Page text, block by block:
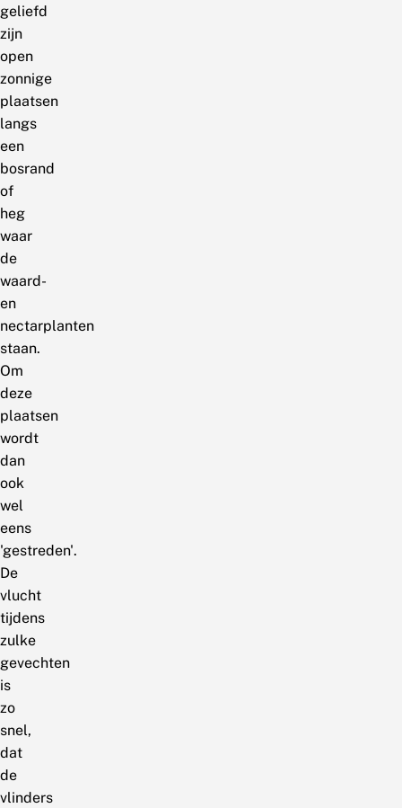
geliefd
zijn
open
zonnige
plaatsen
langs
een
bosrand
of
heg
waar
de
waard-
en
nectarplanten
staan.
Om
deze
plaatsen
wordt
dan
ook
wel
eens
'gestreden'.
De
vlucht
tijdens
zulke
gevechten
is
zo
snel,
dat
de
vlinders